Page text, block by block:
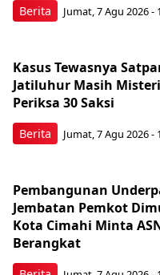
Berita Jumat, 7 Agu 2026 -
Berita
Kasus Tewasnya
Jatiluhur Masih
Periksa 30 Saksi
Jumat, 7 Agu 2026 -
Pembangunan
Jembatan Pemkot
Kota Cimahi Minta
Berangkat